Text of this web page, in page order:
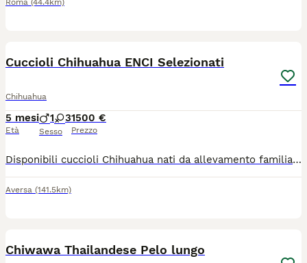
Roma (44.4km)
Cuccioli Chihuahua ENCI Selezionati
Chihuahua
5 mesi
Età
1 3
Sesso
1500 €
Prezzo
Disponibili cuccioli Chihuahua nati da allevamento familiare selezionato 🐾 I cuccioli hanno circa 40 giorni e crescono in ambiente domestico con costante attenzione alla socializzazione e allo sviluppo del carattere. Vengono abituati fin da piccoli al contatto umano e a diversi stimoli grazie a un percorso di stimolazione precoce e arricchimento ambientale. ✔️ Prima sverminazione effettuata ✔️ Svezzamento in corso ✔️ Seguiti da educatore cinofilo Saranno ceduti con: - libretto sanitario - vaccinazioni - ulteriori sverminazioni Genitori selezionati con linee di sangue di qualità, tipicità di razza e soggetti presenti anche in esposizione. 📍 Aversa (Caserta) Disponibili per famiglie serie e consapevoli.
Aversa (141.5km)
Chiwawa Thailandese Pelo lungo